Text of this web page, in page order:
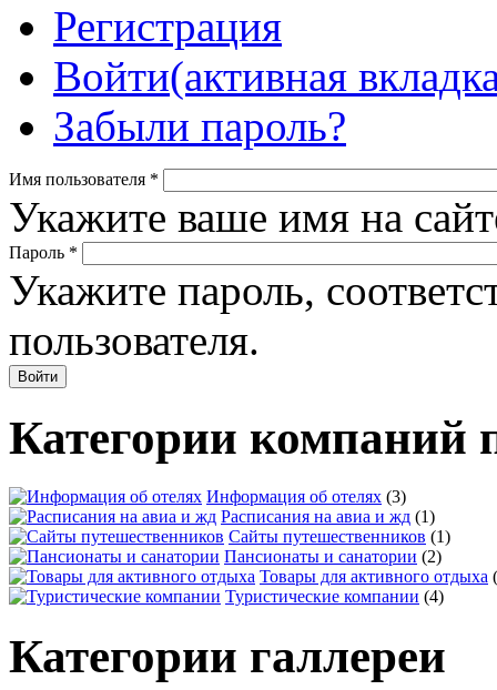
Регистрация
Войти(активная
Забыли пароль?
Имя пользователя *
Укажите ваше имя на
Пароль *
Укажите пароль,
пользователя.
Категории компаний
Информация об отелях (3)
Расписания на авиа и жд (1)
Сайты путешественников (1)
Пансионаты и санатории (2)
Товары для активного отдыха
Туристические компании (4)
Категории галлереи